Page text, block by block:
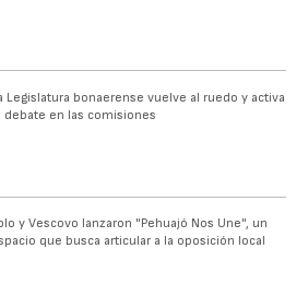
Legislatura bonaerense vuelve al ruedo y activa
debate en las comisiones
y Vescovo lanzaron "Pehuajó Nos Une", un
que busca articular a la oposición local